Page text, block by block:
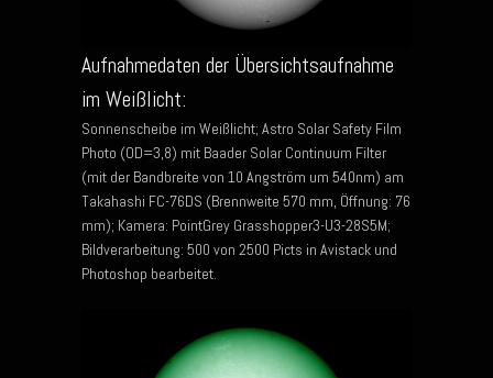
Aufnahmedaten der Übersichtsaufnahme
im Weißlicht:
Sonnenscheibe im Weißlicht; Astro Solar Safety Film
Photo (OD=3,8) mit Baader Solar Continuum Filter
(mit der Bandbreite von 10 Angström um 540nm) am
Takahashi FC-76DS (Brennweite 570 mm, Öffnung: 76
mm); Kamera: PointGrey Grasshopper3-U3-28S5M;
Bildverarbeitung: 500 von 2500 Picts in Avistack und
Photoshop bearbeitet.